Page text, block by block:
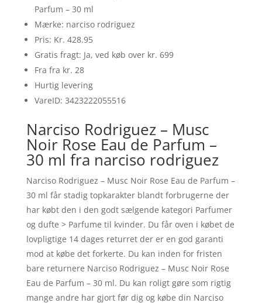
Parfum – 30 ml
Mærke: narciso rodriguez
Pris: Kr. 428.95
Gratis fragt: Ja, ved køb over kr. 699
Fra fra kr. 28
Hurtig levering
VareID: 3423222055516
Narciso Rodriguez – Musc
Noir Rose Eau de Parfum –
30 ml fra narciso rodriguez
Narciso Rodriguez – Musc Noir Rose Eau de Parfum –
30 ml får stadig topkarakter blandt forbrugerne der
har købt den i den godt sælgende kategori Parfumer
og dufte > Parfume til kvinder. Du får oven i købet de
lovpligtige 14 dages returret der er en god garanti
mod at købe det forkerte. Du kan inden for fristen
bare returnere Narciso Rodriguez – Musc Noir Rose
Eau de Parfum – 30 ml. Du kan roligt gøre som rigtig
mange andre har gjort før dig og købe din Narciso